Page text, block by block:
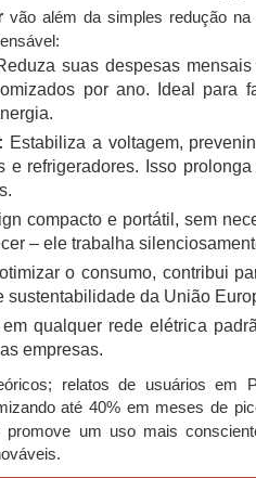
vão além da simples redução na
suas despesas
por ano. Ideal para
Estabiliza a voltagem,
e refrigeradores. Isso
compacto e portátil, sem
– ele trabalha
o consumo, contribui
sustentabilidade da União
em qualquer rede elétrica
empresas.
relatos de usuários em
até 40% em meses de
promove um uso mais